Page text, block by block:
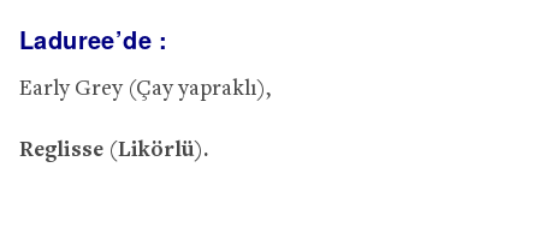
Laduree’de :
Early Grey (Çay yapraklı),
Reglisse (Likörlü).